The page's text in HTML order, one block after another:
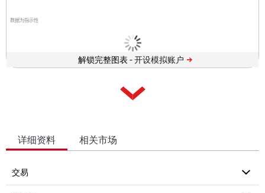
数据为指示性
解锁完整图表 -
详细资料 相关市场